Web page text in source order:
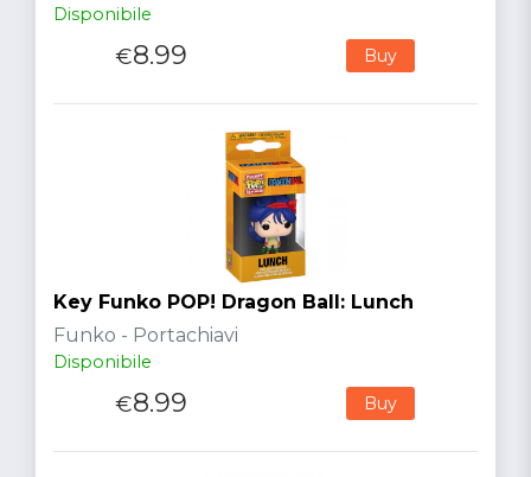
Disponibile
€8.99 Buy
Key Funko POP! Dragon Ball: Lunch
Funko - Portachiavi
Disponibile
€8.99 Buy